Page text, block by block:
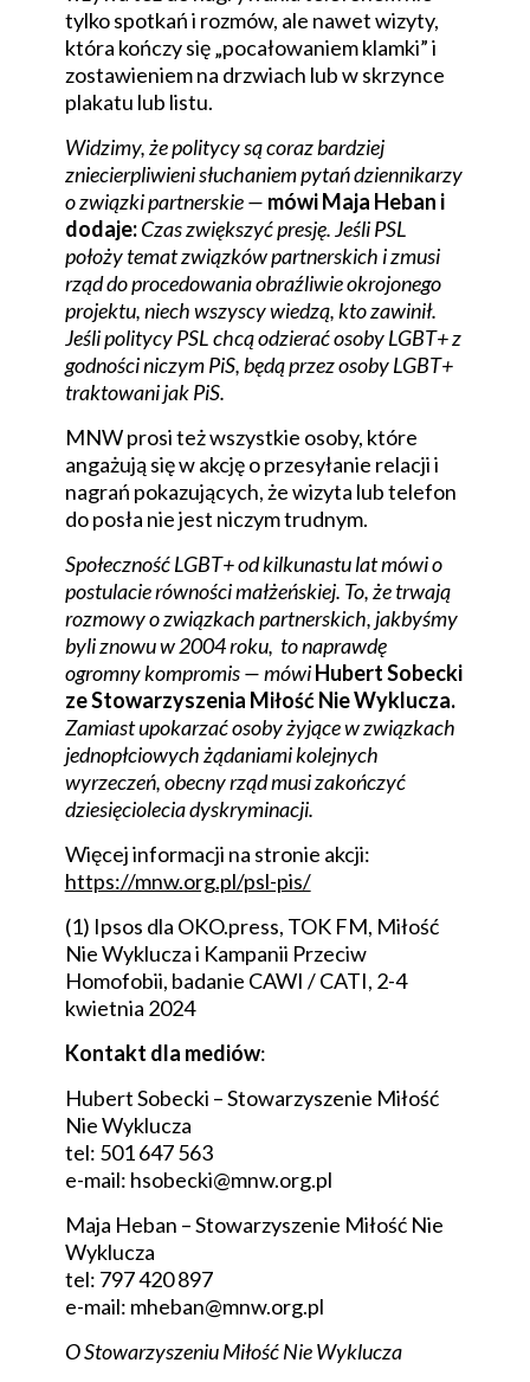
tylko spotkań i rozmów, ale nawet wizyty,
która kończy się „pocałowaniem klamki” i
zostawieniem na drzwiach lub w skrzynce
plakatu lub listu.
Widzimy, że politycy są coraz bardziej
zniecierpliwieni słuchaniem pytań dziennikarzy
o związki partnerskie — mówi Maja Heban i
dodaje:Czas zwiększyć presję. Jeśli PSL
położy temat związków partnerskich i zmusi
rząd do procedowania obraźliwie okrojonego
projektu, niech wszyscy wiedzą, kto zawinił.
Jeśli politycy PSL chcą odzierać osoby LGBT+ z
godności niczym PiS, będą przez osoby LGBT+
traktowani jak PiS.
MNW prosi też wszystkie osoby, które
angażują się w akcję o przesyłanie relacji i
nagrań pokazujących, że wizyta lub telefon
do posła nie jest niczym trudnym.
Społeczność LGBT+ od kilkunastu lat mówi o
postulacie równości małżeńskiej. To, że trwają
rozmowy o związkach partnerskich, jakbyśmy
byli znowu w 2004 roku, to naprawdę
ogromny kompromis — mówiHubert Sobecki
ze Stowarzyszenia Miłość Nie Wyklucza.
Zamiast upokarzać osoby żyjące w związkach
jednopłciowych żądaniami kolejnych
wyrzeczeń, obecny rząd musi zakończyć
dziesięciolecia dyskryminacji.
Więcej informacji na stronie akcji:
https://mnw.org.pl/psl-pis/
(1) Ipsos dla OKO.press, TOK FM, Miłość
Nie Wyklucza i Kampanii Przeciw
Homofobii, badanie CAWI / CATI, 2-4
kwietnia 2024
Kontakt dla mediów:
Hubert Sobecki – Stowarzyszenie Miłość
Nie Wyklucza
tel: 501 647 563
e-mail: hsobecki@mnw.org.pl
Maja Heban – Stowarzyszenie Miłość Nie
Wyklucza
tel: 797 420 897
e-mail: mheban@mnw.org.pl
O Stowarzyszeniu Miłość Nie Wyklucza